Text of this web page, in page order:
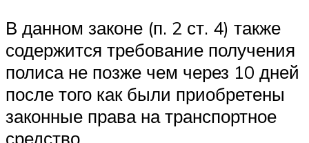
В данном законе (п. 2 ст. 4) также
содержится требование получения
полиса не позже чем через 10 дней
после того как были приобретены
законные права на транспортное
средство.